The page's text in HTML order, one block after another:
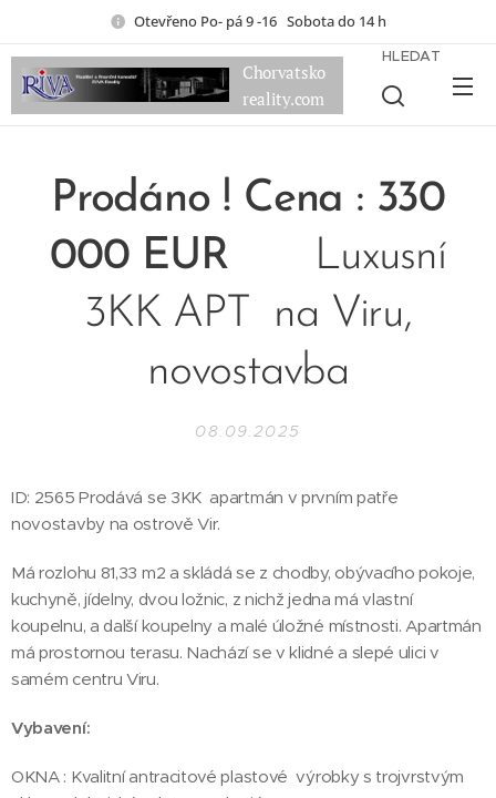
Otevřeno Po- pá 9 -16 Sobota do 14 h
Chorvatsko
reality.com
HLEDAT
Prodáno ! Cena : 330
000 EUR
Luxusní
3KK APT na Viru,
novostavba
08.09.2025
ID: 2565 Prodává se 3KK apartmán v prvním patře
novostavby na ostrově Vir.
Má rozlohu 81,33 m2 a skládá se z chodby, obývacího pokoje,
kuchyně, jídelny, dvou ložnic, z nichž jedna má vlastní
koupelnu, a další koupelny a malé úložné místnosti. Apartmán
má prostornou terasu. Nachází se v klidné a slepé ulici v
samém centru Viru.
Vybavení:
OKNA : Kvalitní antracitové plastové výrobky s trojvrstvým